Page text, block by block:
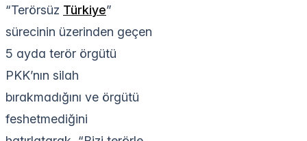
“Terörsüz Türkiye”
sürecinin üzerinden geçen
5 ayda terör örgütü
PKK’nın silah
bırakmadığını ve örgütü
feshetmediğini